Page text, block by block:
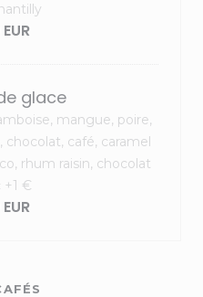
glace
mangue, poire,
chocolat, café, caramel
rhum raisin, chocolat
+1 €